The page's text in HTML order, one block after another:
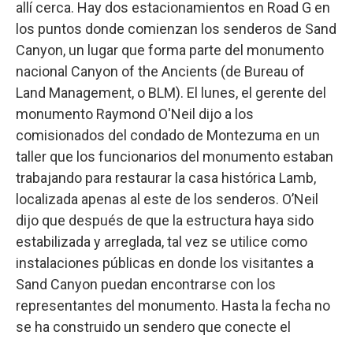
allí cerca. Hay dos estacionamientos en Road G en
los puntos donde comienzan los senderos de Sand
Canyon, un lugar que forma parte del monumento
nacional Canyon of the Ancients (de Bureau of
Land Management, o BLM). El lunes, el gerente del
monumento Raymond O'Neil dijo a los
comisionados del condado de Montezuma en un
taller que los funcionarios del monumento estaban
trabajando para restaurar la casa histórica Lamb,
localizada apenas al este de los senderos. O’Neil
dijo que después de que la estructura haya sido
estabilizada y arreglada, tal vez se utilice como
instalaciones públicas en donde los visitantes a
Sand Canyon puedan encontrarse con los
representantes del monumento. Hasta la fecha no
se ha construido un sendero que conecte el